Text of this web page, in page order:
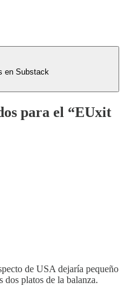
en Substack
para el “EUxit
de USA dejaría pequeño
platos de la balanza.